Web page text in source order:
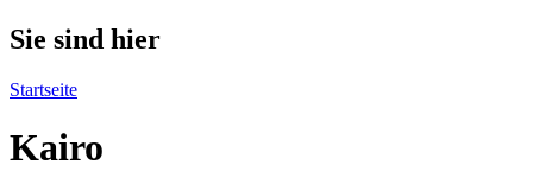
Sie sind hier
Startseite
Kairo